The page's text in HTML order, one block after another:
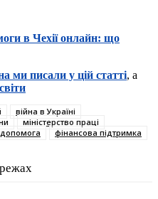
в Чехії онлайн: що
ми писали у цій статті, а
війна в Україні
міністерство праці
фінансова підтримка